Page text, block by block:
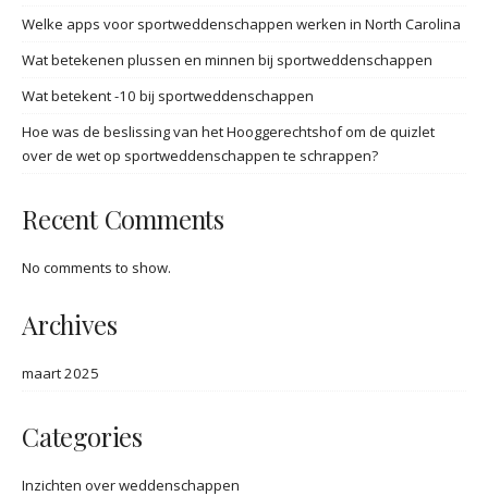
Welke apps voor sportweddenschappen werken in North Carolina
Wat betekenen plussen en minnen bij sportweddenschappen
Wat betekent -10 bij sportweddenschappen
Hoe was de beslissing van het Hooggerechtshof om de quizlet
over de wet op sportweddenschappen te schrappen?
Recent Comments
No comments to show.
Archives
maart 2025
Categories
Inzichten over weddenschappen